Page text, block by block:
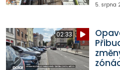
5. srpna
02:33